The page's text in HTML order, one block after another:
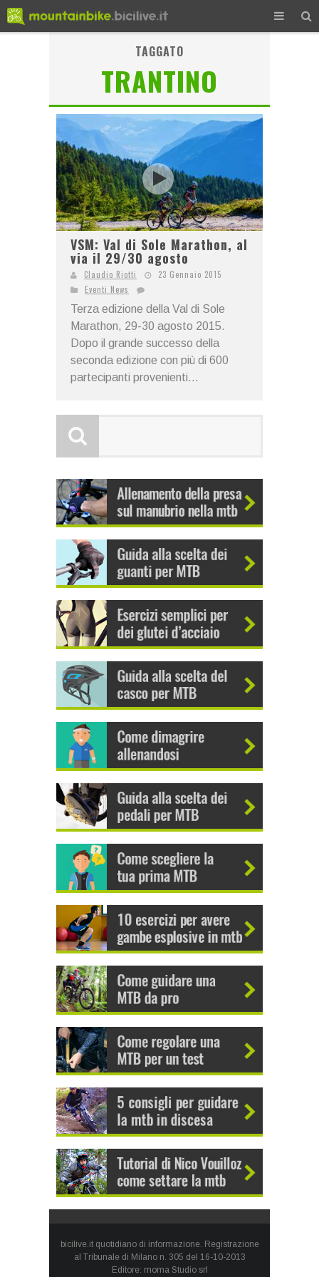
TAGGATO
TRANTINO
VSM: Val di Sole Marathon, al
via il 29/30 agosto
Claudio Riotti
23 Gennaio 2015
Eventi News
Terza edizione della Val di Sole
Marathon, 29-30 agosto 2015.
Dopo il grande successo della
seconda edizione con più di 600
partecipanti provenienti...
bicilive.it quotidiano di informazione. Registrazione
al Tribunale di Milano n. 305 del 16-10-2013
Editore: moma Studio srl